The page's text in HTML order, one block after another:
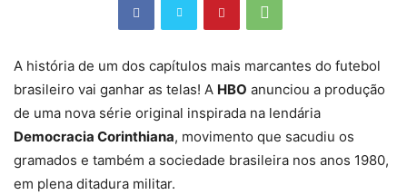
A história de um dos capítulos mais marcantes do futebol
brasileiro vai ganhar as telas! A HBO anunciou a produção
de uma nova série original inspirada na lendária
Democracia Corinthiana, movimento que sacudiu os
gramados e também a sociedade brasileira nos anos 1980,
em plena ditadura militar.